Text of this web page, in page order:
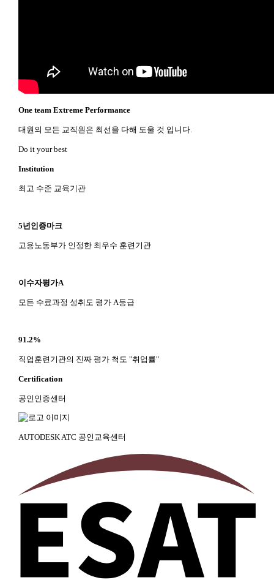
One team Extreme Performance
대원의 모든 교직원은 최선을 다해 도울 것 입니다.
Do it your best
Institution
최고 수준 교육기관
5년인증마크
고용노동부가 인정한 최우수 훈련기관
이수자평가A
모든 수료과정 성취도 평가 A등급
91.2%
직업훈련기관의 진짜 평가 척도 "취업률"
Certification
공인인증센터
AUTODESK ATC 공인교육센터